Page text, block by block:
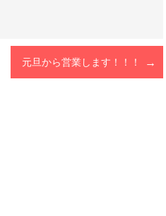
元旦から営業します！！！